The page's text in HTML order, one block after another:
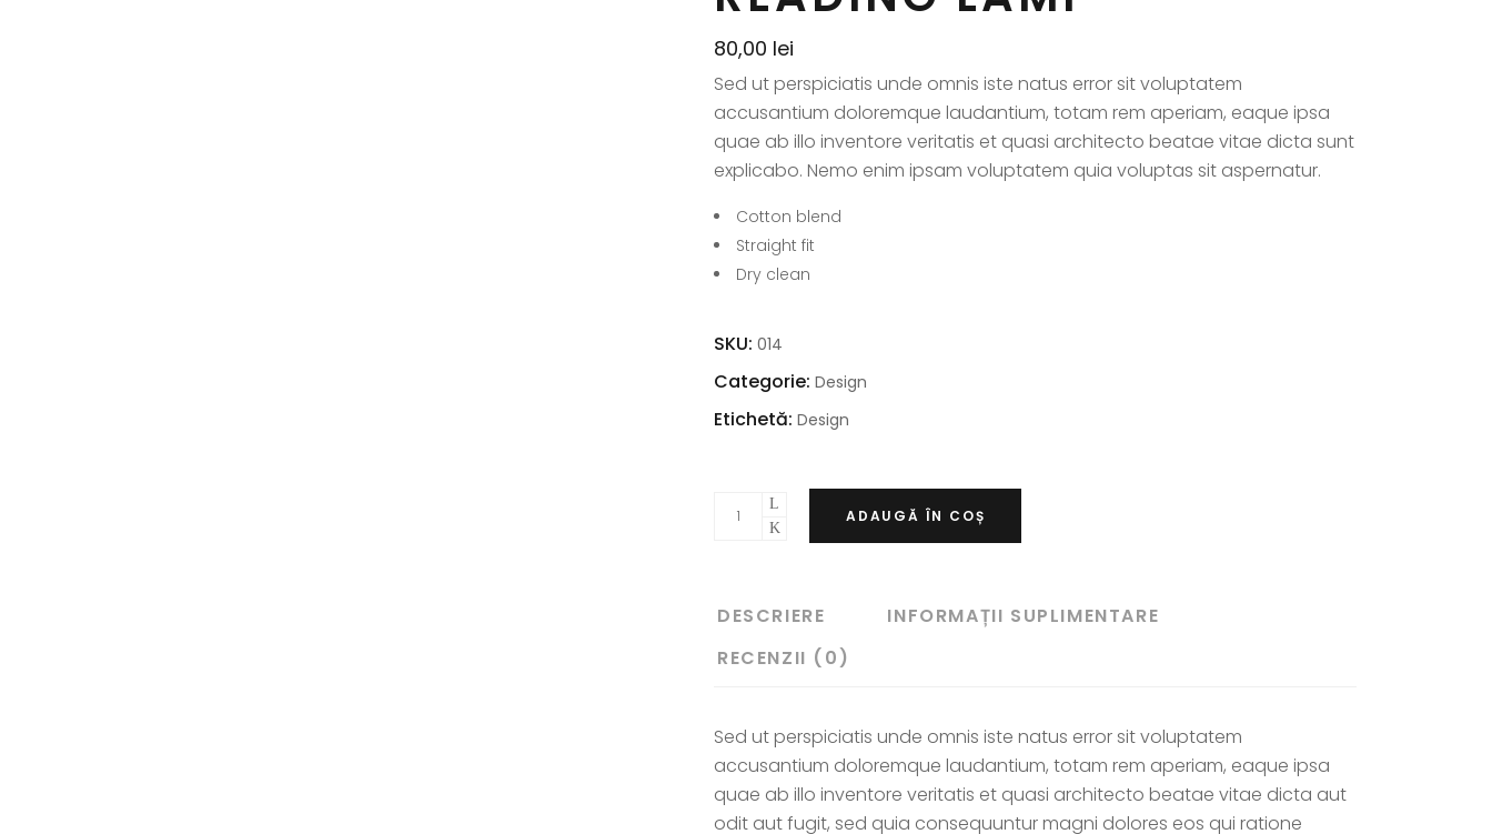
80,00 lei
Sed ut perspiciatis unde omnis iste natus error sit voluptatem
accusantium doloremque laudantium, totam rem aperiam, eaque ipsa
quae ab illo inventore veritatis et quasi architecto beatae vitae dicta sunt
explicabo. Nemo enim ipsam voluptatem quia voluptas sit aspernatur.
Cotton blend
Straight fit
Dry clean
SKU: 014
Categorie: Design
Etichetă: Design
ADAUGĂ ÎN COȘ
DESCRIERE
INFORMAȚII SUPLIMENTARE
RECENZII (0)
Sed ut perspiciatis unde omnis iste natus error sit voluptatem
accusantium doloremque laudantium, totam rem aperiam, eaque ipsa
quae ab illo inventore veritatis et quasi architecto beatae vitae dicta aut
odit aut fugit, sed quia consequuntur magni dolores eos qui ratione